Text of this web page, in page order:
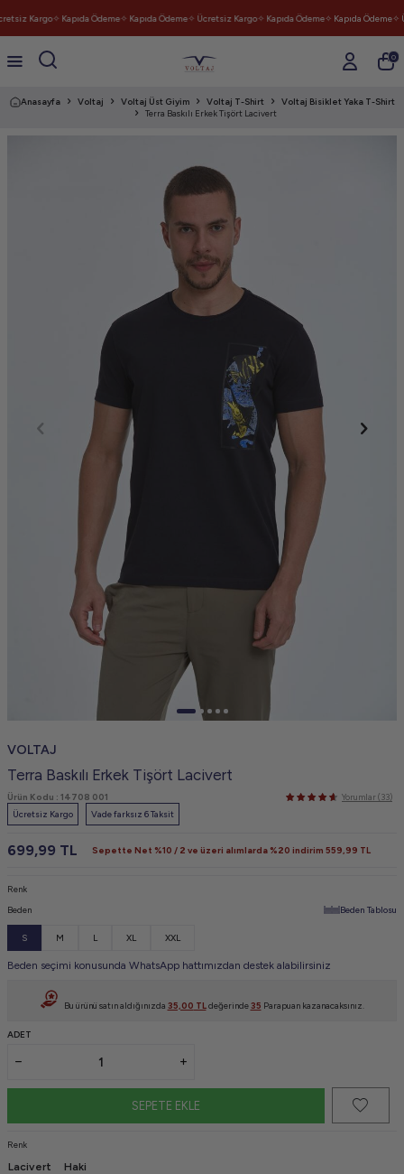
Kargo✧ Kapıda Ödeme✧ Kapıda Ödeme✧ Ücretsiz Kargo✧ Kapıda Ödeme✧ Kapıda Ödeme✧
0
Anasayfa Voltaj Voltaj Üst Giyim Voltaj T-Shirt
Voltaj Bisiklet Yaka T-Shirt
Terra Baskılı Erkek Tişört Lacivert
VOLTAJ
Terra Baskılı Erkek Tişört Lacivert
Ürün Kodu : 14708 001
Yorumlar (33)
Ücretsiz Kargo
Vade farksız 6 Taksit
699,99 TL Sepette Net %10 / 2 ve üzeri alımlarda %20 indirim 559,99 TL
Renk
Beden Beden Tablosu
S M L XL XXL
Beden seçimi konusunda WhatsApp hattımızdan destek alabilirsiniz
Bu ürünü satın aldığınızda 35,00 TL değerinde35 Parapuan kazanacaksınız.
ADET
SEPETE EKLE
Renk
Lacivert Haki